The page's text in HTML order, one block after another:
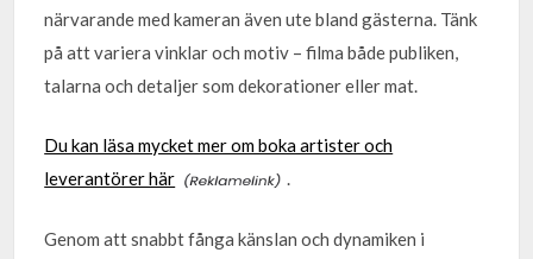
närvarande med kameran även ute bland gästerna. Tänk
på att variera vinklar och motiv – filma både publiken,
talarna och detaljer som dekorationer eller mat.
Du kan läsa mycket mer om boka artister och
leverantörer här
.
Genom att snabbt fånga känslan och dynamiken i